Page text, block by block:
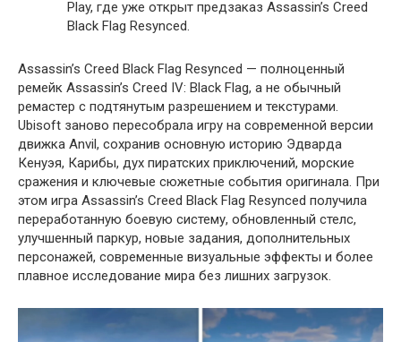
Play, где уже открыт предзаказ Assassin’s Creed
Black Flag Resynced.
Assassin’s Creed Black Flag Resynced — полноценный
ремейк Assassin’s Creed IV: Black Flag, а не обычный
ремастер с подтянутым разрешением и текстурами.
Ubisoft заново пересобрала игру на современной версии
движка Anvil, сохранив основную историю Эдварда
Кенуэя, Карибы, дух пиратских приключений, морские
сражения и ключевые сюжетные события оригинала. При
этом игра Assassin’s Creed Black Flag Resynced получила
переработанную боевую систему, обновленный стелс,
улучшенный паркур, новые задания, дополнительных
персонажей, современные визуальные эффекты и более
плавное исследование мира без лишних загрузок.